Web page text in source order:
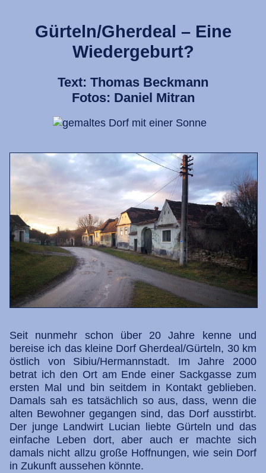
Gürteln/Gherdeal – Eine
Wiedergeburt?
Text: Thomas Beckmann
Fotos: Daniel Mitran
Seit nunmehr schon über 20 Jahre kenne und
bereise ich das kleine Dorf Gherdeal/Gürteln, 30 km
östlich von Sibiu/Hermannstadt. Im Jahre 2000
betrat ich den Ort am Ende einer Sackgasse zum
ersten Mal und bin seitdem in Kontakt geblieben.
Damals sah es tatsächlich so aus, dass, wenn die
alten Bewohner gegangen sind, das Dorf ausstirbt.
Der junge Landwirt Lucian liebte Gürteln und das
einfache Leben dort, aber auch er machte sich
damals nicht allzu große Hoffnungen, wie sein Dorf
in Zukunft aussehen könnte.